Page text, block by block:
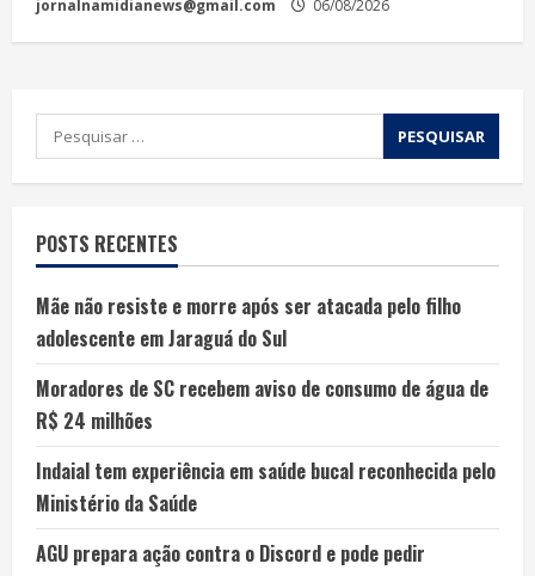
jornalnamidianews@gmail.com 06/08/2026
POSTS RECENTES
Mãe não resiste e morre após ser atacada pelo filho
adolescente em Jaraguá do Sul
Moradores de SC recebem aviso de consumo de água de
R$ 24 milhões
Indaial tem experiência em saúde bucal reconhecida pelo
Ministério da Saúde
AGU prepara ação contra o Discord e pode pedir